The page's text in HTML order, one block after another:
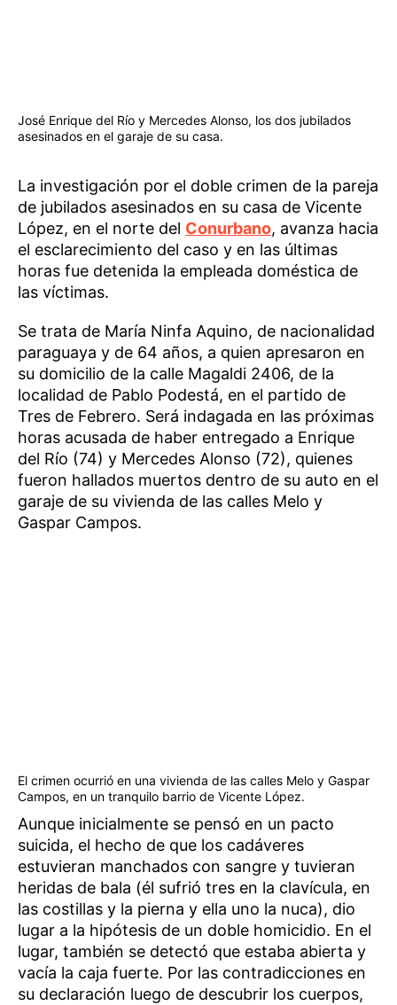
José Enrique del Río y Mercedes Alonso, los dos jubilados
asesinados en el garaje de su casa.
La investigación por el doble crimen de la pareja
de jubilados asesinados en su casa de Vicente
López, en el norte del Conurbano, avanza hacia
el esclarecimiento del caso y en las últimas
horas fue detenida la empleada doméstica de
las víctimas.
Se trata de María Ninfa Aquino, de nacionalidad
paraguaya y de 64 años, a quien apresaron en
su domicilio de la calle Magaldi 2406, de la
localidad de Pablo Podestá, en el partido de
Tres de Febrero. Será indagada en las próximas
horas acusada de haber entregado a Enrique
del Río (74) y Mercedes Alonso (72), quienes
fueron hallados muertos dentro de su auto en el
garaje de su vivienda de las calles Melo y
Gaspar Campos.
El crimen ocurrió en una vivienda de las calles Melo y Gaspar
Campos, en un tranquilo barrio de Vicente López.
Aunque inicialmente se pensó en un pacto
suicida, el hecho de que los cadáveres
estuvieran manchados con sangre y tuvieran
heridas de bala (él sufrió tres en la clavícula, en
las costillas y la pierna y ella uno la nuca), dio
lugar a la hipótesis de un doble homicidio. En el
lugar, también se detectó que estaba abierta y
vacía la caja fuerte. Por las contradicciones en
su declaración luego de descubrir los cuerpos,